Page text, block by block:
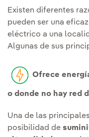
Existen diferentes
pueden ser una
eléctrico a una
Algunas de sus
Ofrece
o donde no hay red
Una de las
posibilidad de